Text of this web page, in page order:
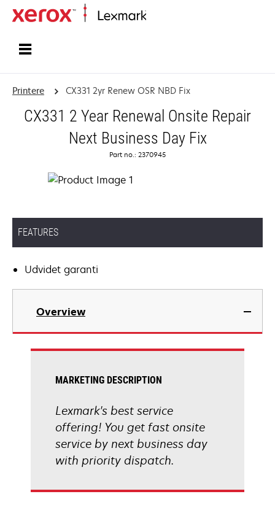
Printere CX331 2yr Renew OSR NBD Fix
CX331 2 Year Renewal Onsite Repair
Next Business Day Fix
Part no.: 2370945
FEATURES
Udvidet garanti
Overview
MARKETING DESCRIPTION
Lexmark's best service
offering! You get fast onsite
service by next business day
with priority dispatch.